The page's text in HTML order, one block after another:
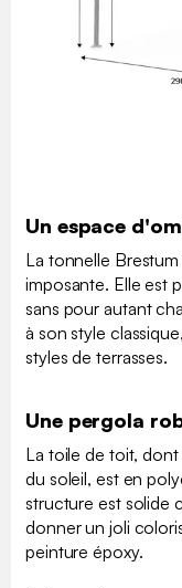
Un espace
La tonnelle
imposante. Elle est
sans pour autant
à son style
styles de terrasses.
Une pergola
La toile de toit,
du soleil, est en
structure est solide
donner un joli
peinture époxy.